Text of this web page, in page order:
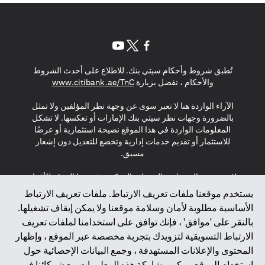
يستخدم موقعنا ملفات تعريف الارتباط. ملفات تعريف الارتباط
الأساسية مطلوبة لأمان وسلامة موقعنا ولا يمكن إيقاف تشغيلها.
بالنقر على 'موافق' ، فإنك توافق على استخدامنا لملفات تعريف
الارتباط التسويقية لتزويدك بتجربة مخصصة عبر الموقع ، وإظهار
المحتوى والإعلانات المستهدفة ، وجمع البيانات الإحصائية حول
تُطبق شروط وأحكام سيتي بنك. للاطلاع على أحدث الشروط
والأحكام ، تفضل بزيارةwww.citibank.ae/TnC
(opens in a new tab)
الآراء الواردة هنا لا تعبر سوى عن وجهة نظر المؤلفين ولا تمثل
بالضرورة وجهات نظر سيتي بنك الإمارات أو تعكسها. لا تشكل
المعلومات الواردة في هذا الموقع نصيحة استثمارية أو عرضًا
للاستثمار أو تقديم خدمات إدارية وتخضع للتعديل دون إشعار
مسبق.
لا يتم تقديم المنتجات والخدمات المذكورة في هذا الموقع للأفراد
المقيمين في الاتحاد الأوروبي أو المنطقة الاقتصادية الأوروبية أو
سويسرا أو غيرنسي أو جيرسي أو موناكو أو سان مارينو أو
الفاتيكان أو جزيرة مان أو المملكة المتحدة أو خصوصية البيانات
(لائحة حماية البيانات العامة \ قانون حماية البيانات الشخصية
العامة \ قانون خصوصية نيوزيلندا). المحتوى الموجود في هذه
الصفحة ليس ولا ينبغي تفسيره على أنه عرض أو دعوة أو دعوة
لشراء أو بيع أي من المنتجات والخدمات المذكورة هنا لمثل هؤلاء